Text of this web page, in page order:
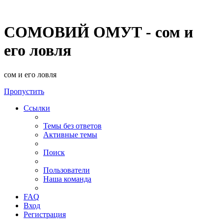
СОМОВИЙ ОМУТ - сом и
его ловля
сом и его ловля
Пропустить
Ссылки
Темы без ответов
Активные темы
Поиск
Пользователи
Наша команда
FAQ
Вход
Регистрация